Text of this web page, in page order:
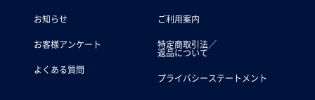
お知らせ
お客様アンケート
よくある質問
ご利用案内
特定商取引法／
返品について
プライバシーステートメント